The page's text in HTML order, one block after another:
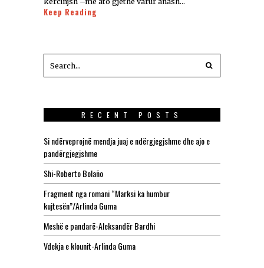
Keep Reading
RECENT POSTS
Si ndërveprojnë mendja juaj e ndërgjegjshme dhe ajo e
pandërgjegjshme
Shi-Roberto Bolaño
Fragment nga romani “Marksi ka humbur
kujtesën”/Arlinda Guma
Meshë e pandarë-Aleksandër Bardhi
Vdekja e klounit-Arlinda Guma